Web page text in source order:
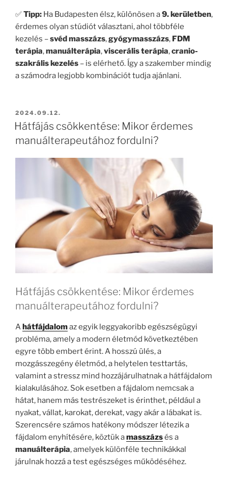
✅Tipp: Ha Budapesten élsz, különösen a9. kerületben,
érdemes olyan stúdiót választani, ahol többféle
kezelés –svéd masszázs,gyógymasszázs, FDM
terápia,manuálterápia,viscerális terápia,cranio-
szakrális kezelés – is elérhető. Így a szakember mindig
a számodra legjobb kombinációt tudja ajánlani.
BEKÜLDVE:
2024.09.12.
Hátfájás csökkentése: Mikor érdemes
manuálterapeutához fordulni?
Hátfájás csökkentése: Mikor érdemes
manuálterapeutához fordulni?
A hátfájdalomaz egyik leggyakoribb egészségügyi
probléma, amely a modern életmód következtében
egyre több embert érint. A hosszú ülés, a
mozgásszegény életmód, a helytelen testtartás,
valamint a stressz mind hozzájárulhatnak a hátfájdalom
kialakulásához. Sok esetben a fájdalom nemcsak a
hátat, hanem más testrészeket is érinthet, például a
nyakat, vállat, karokat, derekat, vagy akár a lábakat is.
Szerencsére számos hatékony módszer létezik a
fájdalom enyhítésére, köztük amasszázsés a
manuálterápia, amelyek különféle technikákkal
járulnak hozzá a test egészséges működéséhez.